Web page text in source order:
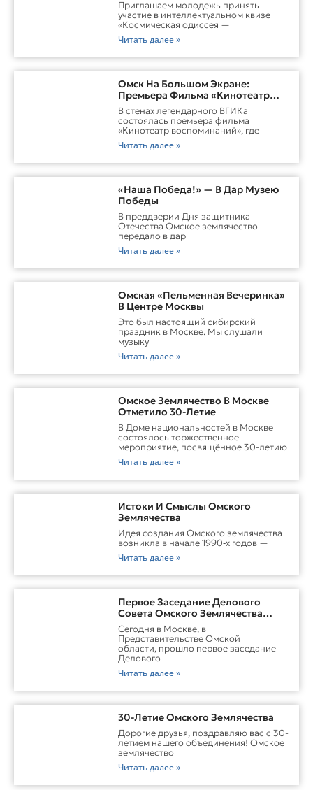
Приглашаем молодежь принять
участие в интеллектуальном квизе
«Космическая одиссея —
Читать далее »
Омск На Большом Экране:
Премьера Фильма «Кинотеатр
Воспоминаний»
В стенах легендарного ВГИКа
состоялась премьера фильма
«Кинотеатр воспоминаний», где
Читать далее »
«Наша Победа!» — В Дар Музею
Победы
В преддверии Дня защитника
Отечества Омское землячество
передало в дар
Читать далее »
Омская «Пельменная Вечеринка»
В Центре Москвы
Это был настоящий сибирский
праздник в Москве. Мы слушали
музыку
Читать далее »
Омское Землячество В Москве
Отметило 30-Летие
В Доме национальностей в Москве
состоялось торжественное
мероприятие, посвящённое 30-летию
Читать далее »
Истоки И Смыслы Омского
Землячества
Идея создания Омского землячества
возникла в начале 1990‑х годов —
Читать далее »
Первое Заседание Делового
Совета Омского Землячества
Прошло С Участием Губернатора
Омской Области
Сегодня в Москве, в
Представительстве Омской
области, прошло первое заседание
Делового
Читать далее »
30-Летие Омского Землячества
Дорогие друзья, поздравляю вас с 30-
летием нашего объединения! Омское
землячество
Читать далее »